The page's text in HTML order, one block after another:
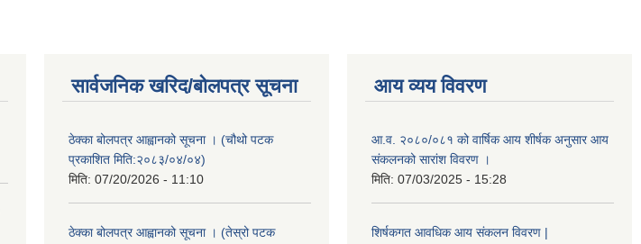
सार्वजनिक खरिद/बोलपत्र सूचना
ठेक्का बोलपत्र आह्वानको सूचना । (चौथो पटक
प्रकाशित मिति:२०८३/०४/०४)
मिति: 07/20/2026 - 11:10
ठेक्का बोलपत्र आह्वानको सूचना । (तेस्रो पटक
आय व्यय विवरण
आ.व. २०८०/०८१ को वार्षिक आय शीर्षक अनुसार आय
संकलनको सारांश विवरण ।
मिति: 07/03/2025 - 15:28
शिर्षकगत आवधिक आय संकलन विवरण |